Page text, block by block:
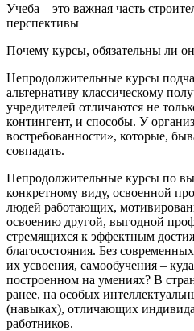
Учеба – это важная часть
перспективы
Почему курсы, обязательны ли
Непродолжительные курсы
альтернативу классическому
учредителей отличаются не
контингент, и способы. У
востребованности», которые,
совпадать.
Непродолжительные курсы по
конкретному виду, освоенной
людей работающих,
освоению другой, выгодной
стремящихся к эффектным
благосостояния. Без
их усвоения, самообучения –
построенном на умениях? В
ранее, на особых
(навыках), отличающих
работников.